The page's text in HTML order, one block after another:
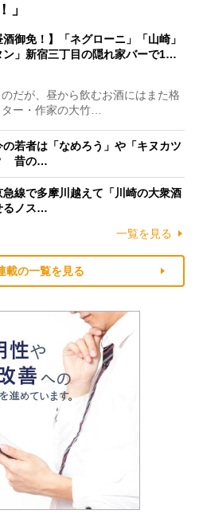
」
酒御免！】「ネグローニ」「山崎」
ン」新宿三丁目の隠れ家バーで1…
だが、昼から飲むお酒にはまた格
ー・作家の大竹…
の若者は「なめろう」や「キヌカツ
昔の…
急線で多摩川越えて「川崎の大衆酒
るノス…
一覧を見る
載の一覧を見る